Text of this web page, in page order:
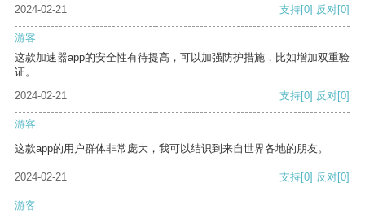
2024-02-21
支持[0] 反对[0]
游客
这款加速器app的安全性有待提高，可以加强防护措施，比如增加双重验
证。
2024-02-21
支持[0] 反对[0]
游客
这款app的用户群体非常庞大，我可以结识到来自世界各地的朋友。
2024-02-21 支持[0] 反对[0]
游客